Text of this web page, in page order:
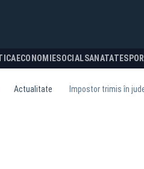
ECONOMIESOCIALSANATATE
Actualitate Impostor trimis în